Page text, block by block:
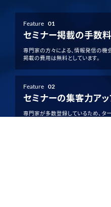
Feature 01
セミナー掲載の手数
専門家の方々による、情報発信の機
掲載の費用は無料としています。
Feature 02
セミナーの集客力ア
専門家が多数登録しているため、タ